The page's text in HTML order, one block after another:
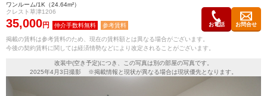
ワンルーム/1K（24.64m²）
クレスト草津1206
35,000円 参考賃料 お電話 お問合せ
掲載の賃料は参考賃料のため、現在の賃料額とは異なる場合がございます。
今後の契約賃料に関しては経済情勢などにより改定されることがございます。
改装中(空き予定)につき、この写真は別の部屋の写真です。
2025年4月3日撮影 ※掲載情報と現状が異なる場合は現状優先となります。